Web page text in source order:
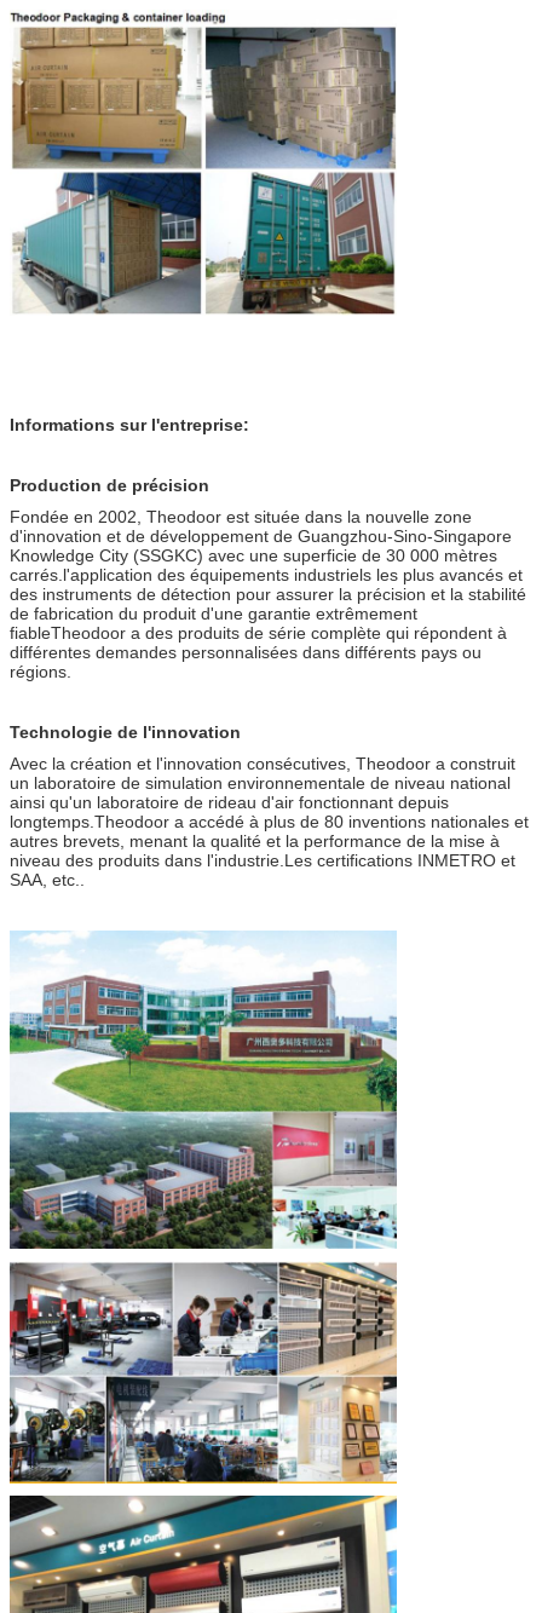
Informations sur l'entreprise:
Production de précision
Fondée en 2002, Theodoor est située dans la nouvelle zone
d'innovation et de développement de Guangzhou-Sino-Singapore
Knowledge City (SSGKC) avec une superficie de 30 000 mètres
carrés.l'application des équipements industriels les plus avancés et
des instruments de détection pour assurer la précision et la stabilité
de fabrication du produit d'une garantie extrêmement
fiableTheodoor a des produits de série complète qui répondent à
différentes demandes personnalisées dans différents pays ou
régions.
Technologie de l'innovation
Avec la création et l'innovation consécutives, Theodoor a construit
un laboratoire de simulation environnementale de niveau national
ainsi qu'un laboratoire de rideau d'air fonctionnant depuis
longtemps.Theodoor a accédé à plus de 80 inventions nationales et
autres brevets, menant la qualité et la performance de la mise à
niveau des produits dans l'industrie.Les certifications INMETRO et
SAA, etc..